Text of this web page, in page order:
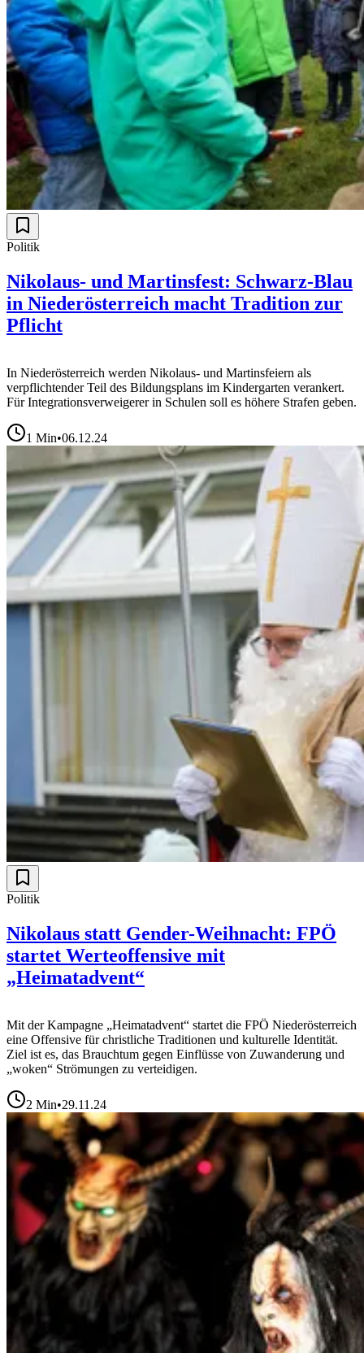
Politik
Nikolaus- und Martinsfest: Schwarz-Blau
in Niederösterreich macht Tradition zur
Pflicht
In Niederösterreich werden Nikolaus- und Martinsfeiern als
verpflichtender Teil des Bildungsplans im Kindergarten verankert.
Für Integrationsverweigerer in Schulen soll es höhere Strafen geben.
1 Min•06.12.24
Politik
Nikolaus statt Gender-Weihnacht: FPÖ
startet Werteoffensive mit
„Heimatadvent“
Mit der Kampagne „Heimatadvent“ startet die FPÖ Niederösterreich
eine Offensive für christliche Traditionen und kulturelle Identität.
Ziel ist es, das Brauchtum gegen Einflüsse von Zuwanderung und
„woken“ Strömungen zu verteidigen.
2 Min•29.11.24